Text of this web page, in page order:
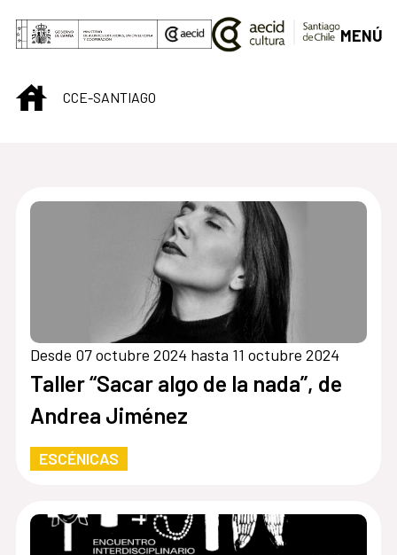
Saltar al contenido principal
MENÚ
INICIOCCE-SANTIAGO
Desde 07 octubre 2024 hasta 11 octubre 2024
Taller “Sacar algo de la nada”, de
Andrea Jiménez
ESCÉNICAS